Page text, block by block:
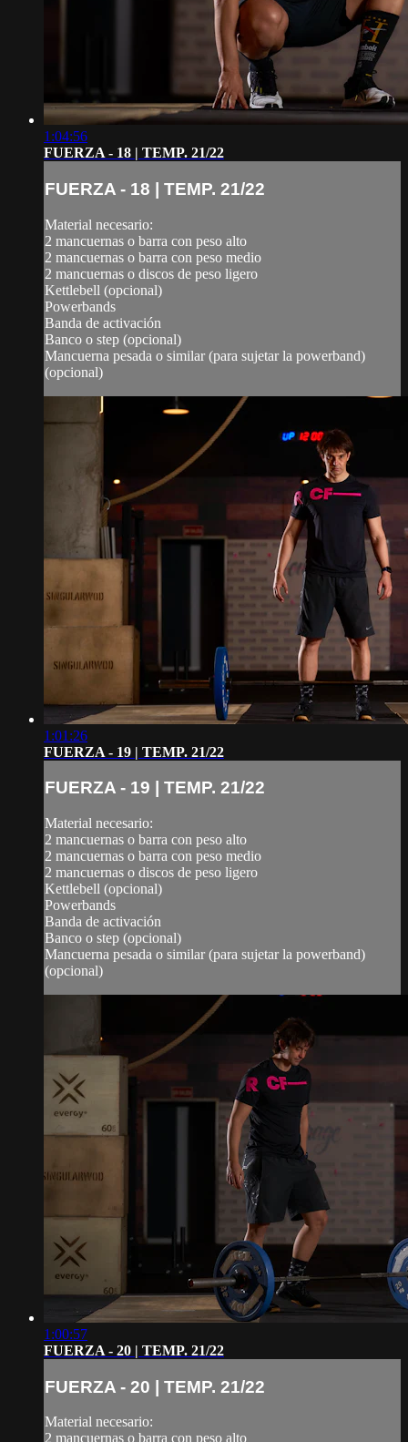
1:04:56
FUERZA - 18 | TEMP. 21/22
FUERZA - 18 | TEMP. 21/22
Material necesario:
2 mancuernas o barra con peso alto
2 mancuernas o barra con peso medio
2 mancuernas o discos de peso ligero
Kettlebell (opcional)
Powerbands
Banda de activación
Banco o step (opcional)
Mancuerna pesada o similar (para sujetar la powerband)
(opcional)
1:01:26
FUERZA - 19 | TEMP. 21/22
FUERZA - 19 | TEMP. 21/22
Material necesario:
2 mancuernas o barra con peso alto
2 mancuernas o barra con peso medio
2 mancuernas o discos de peso ligero
Kettlebell (opcional)
Powerbands
Banda de activación
Banco o step (opcional)
Mancuerna pesada o similar (para sujetar la powerband)
(opcional)
1:00:57
FUERZA - 20 | TEMP. 21/22
FUERZA - 20 | TEMP. 21/22
Material necesario:
2 mancuernas o barra con peso alto